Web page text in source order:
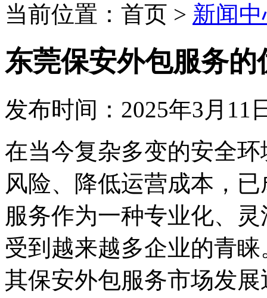
当前位置： 首页 > 新闻
东莞保安外包服务
发布时间：2025年3月11
在当今复杂多变的安全
风险、降低运营成本，
服务作为一种专业化、
受到越来越多企业的青
其保安外包服务市场发